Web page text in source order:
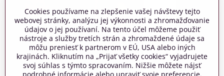
Cookies používame na zlepšenie vašej návštevy tejto
webovej stránky, analýzu jej výkonnosti a zhromažďovanie
údajov o jej používaní. Na tento účel môžeme použiť
nástroje a služby tretích strán a zhromaždené údaje sa
môžu preniesť k partnerom v EÚ, USA alebo iných
krajinách. Kliknutím na „Prijať všetky cookies“ vyjadrujete
svoj súhlas s týmto spracovaním. Nižšie môžete nájsť